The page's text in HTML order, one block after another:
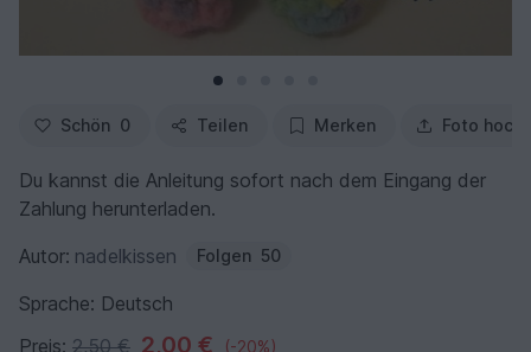
Schön 0 Teilen Merken Foto
Du kannst die Anleitung sofort nach dem Eingang der
Zahlung herunterladen.
Autor: nadelkissen Folgen 50
Sprache: Deutsch
Preis: 2,50 € 2,00 € (-20%)